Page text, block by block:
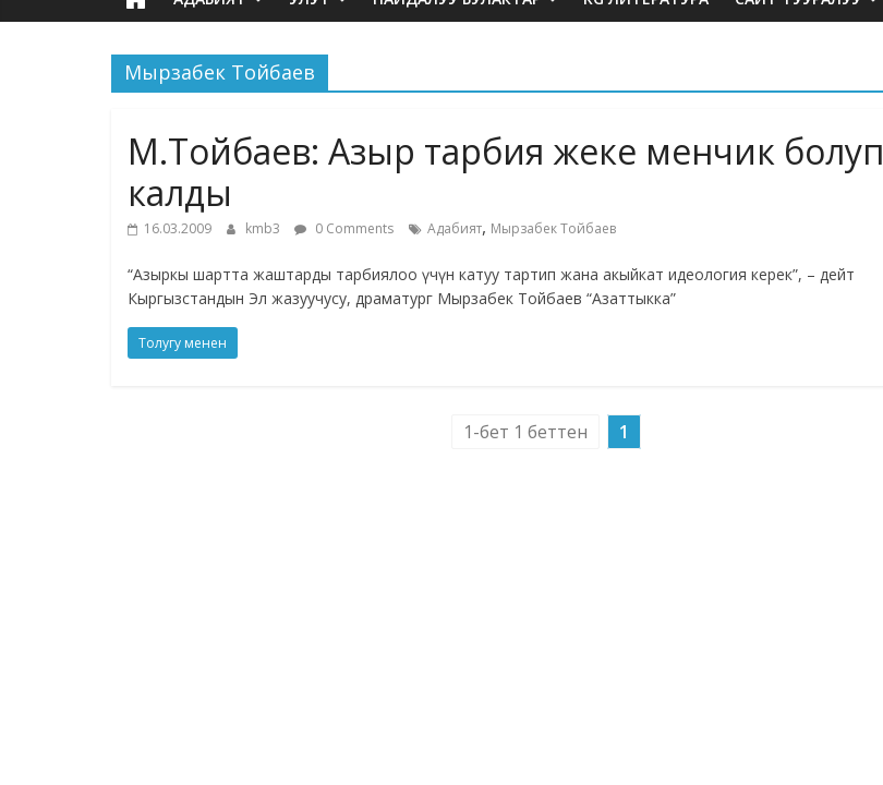
Мырзабек Тойбаев
М.Тойбаев: Азыр тарбия жеке менчик болуп
калды
16.03.2009 kmb3 0 Comments Адабият, Мырзабек Тойбаев
“Азыркы шартта жаштарды тарбиялоо үчүн катуу тартип жана акыйкат идеология керек”, – дейт
Кыргызстандын Эл жазуучусу, драматург Мырзабек Тойбаев “Азаттыкка”
Толугу менен
1-бет 1 беттен 1